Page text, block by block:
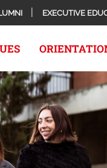
EXECUTIVE